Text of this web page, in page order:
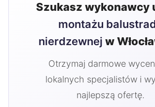
Szukasz wykonawcy
montażu
nierdzewnej w
Otrzymaj darmowe
lokalnych specjalistów i
najlepszą ofertę.